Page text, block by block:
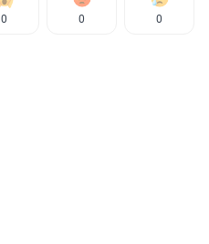
0 0 0